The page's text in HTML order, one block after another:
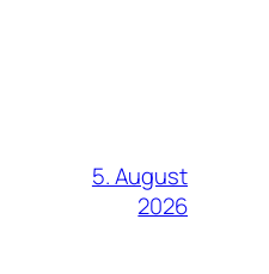
5. August
2026